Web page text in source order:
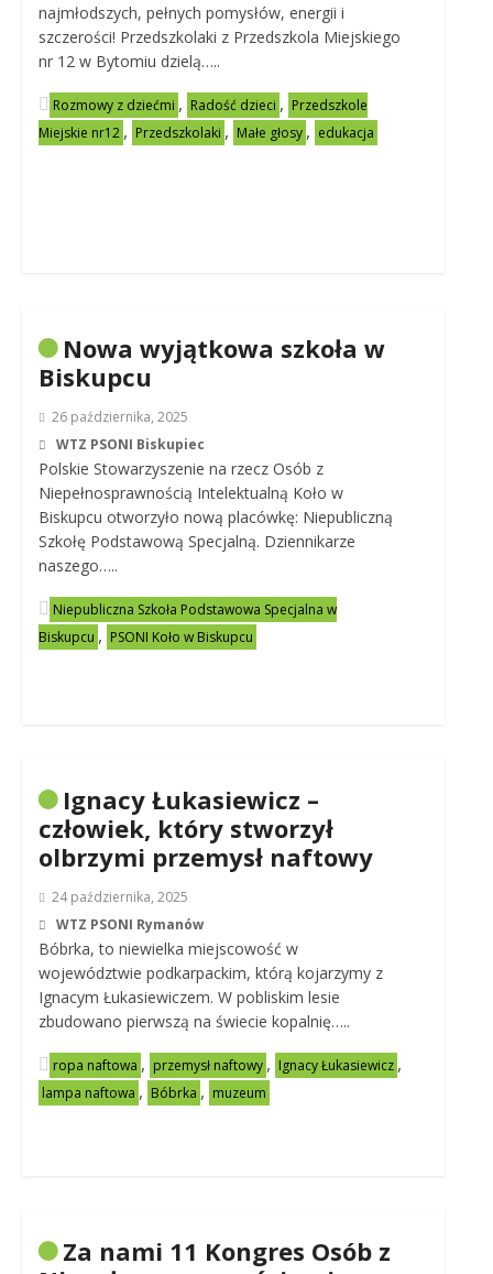
najmłodszych, pełnych pomysłów, energii i
szczerości! Przedszkolaki z Przedszkola Miejskiego
nr 12 w Bytomiu dzielą…..
Rozmowy z dziećmi , Radość dzieci , Przedszkole
Miejskie nr12 , Przedszkolaki , Małe głosy , edukacja
Nowa wyjątkowa szkoła w
Biskupcu
26 października, 2025
WTZ PSONI Biskupiec
Polskie Stowarzyszenie na rzecz Osób z
Niepełnosprawnością Intelektualną Koło w
Biskupcu otworzyło nową placówkę: Niepubliczną
Szkołę Podstawową Specjalną. Dziennikarze
naszego…..
Niepubliczna Szkoła Podstawowa Specjalna w
Biskupcu , PSONI Koło w Biskupcu
Ignacy Łukasiewicz –
człowiek, który stworzył
olbrzymi przemysł naftowy
24 października, 2025
WTZ PSONI Rymanów
Bóbrka, to niewielka miejscowość w
województwie podkarpackim, którą kojarzymy z
Ignacym Łukasiewiczem. W pobliskim lesie
zbudowano pierwszą na świecie kopalnię…..
ropa naftowa , przemysł naftowy , Ignacy Łukasiewicz ,
lampa naftowa , Bóbrka , muzeum
Za nami 11 Kongres Osób z